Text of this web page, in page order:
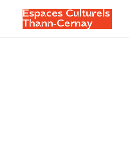
Espaces Culturels
Thann‑Cernay